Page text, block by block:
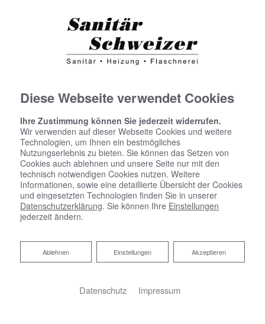
Diese Webseite verwendet Cookies
Ihre Zustimmung können Sie jederzeit widerrufen.
Wir verwenden auf dieser Webseite Cookies und weitere
Technologien, um Ihnen ein bestmögliches
Nutzungserlebnis zu bieten. Sie können das Setzen von
Cookies auch ablehnen und unsere Seite nur mit den
technisch notwendigen Cookies nutzen. Weitere
Informationen, sowie eine detaillierte Übersicht der Cookies
und eingesetzten Technologien finden Sie in unserer
Datenschutzerklärung. Sie können Ihre Einstellungen
jederzeit ändern.
Akzeptieren
Einstellungen
Ablehnen
Ablehnen
Datenschutz Impressum